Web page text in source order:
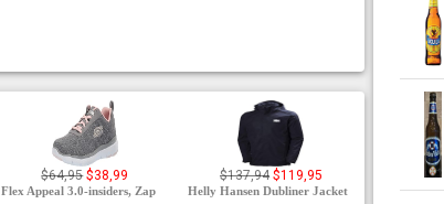
$64,95 $38,99
Flex Appeal 3.0-insiders, Zap
$137,94 $119,95
Helly Hansen Dubliner Jacket